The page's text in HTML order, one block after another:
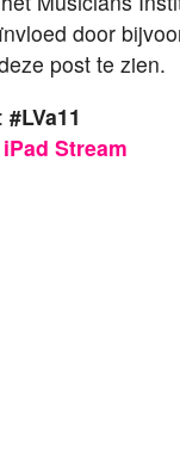
door
post te zien.
: #LVa11
Stream